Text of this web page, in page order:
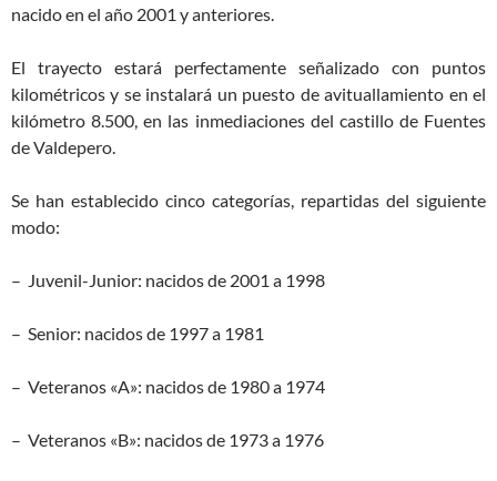
nacido en el año 2001 y anteriores.
El trayecto estará perfectamente señalizado con puntos
kilométricos y se instalará un puesto de avituallamiento en el
kilómetro 8.500, en las inmediaciones del castillo de Fuentes
de Valdepero.
Se han establecido cinco categorías, repartidas del siguiente
modo:
– Juvenil-Junior: nacidos de 2001 a 1998
– Senior: nacidos de 1997 a 1981
– Veteranos «A»: nacidos de 1980 a 1974
– Veteranos «B»: nacidos de 1973 a 1976